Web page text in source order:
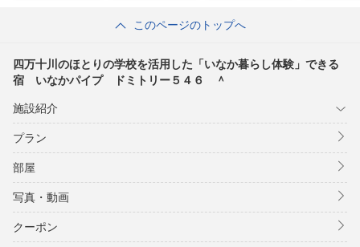
このページのトップへ
四万十川のほとりの学校を活用した「いなか暮らし体験」できる
宿 いなかパイプ ドミトリー５４６ ＾
施設紹介
プラン
部屋
写真・動画
クーポン